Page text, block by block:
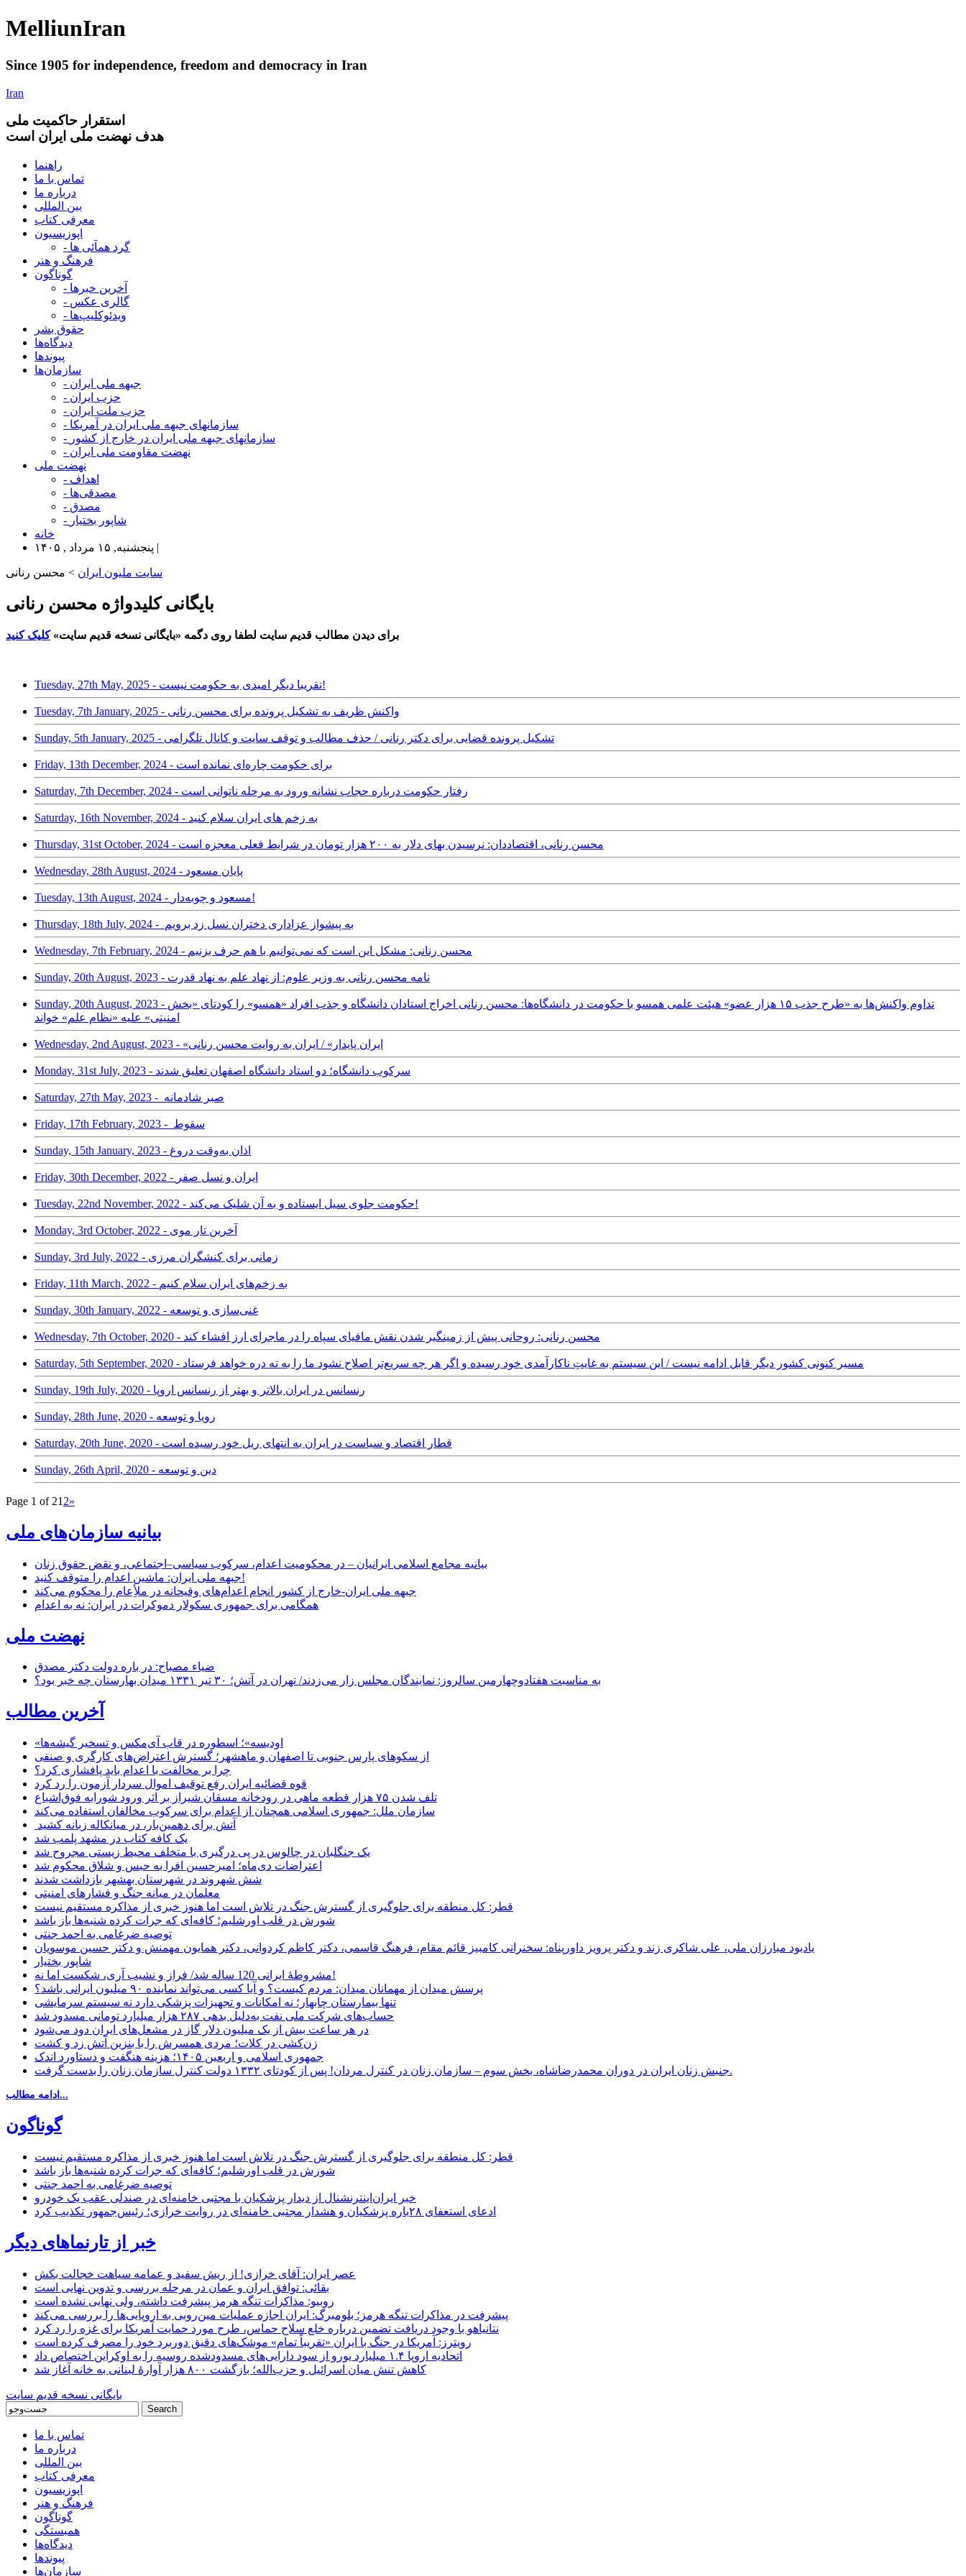
MelliunIran
Since 1905 for independence, freedom and democracy in Iran
Iran
استقرار حاکميت ملی
هدف نهضت ملی ایران است
راهنما
تماس با ما
درباره ما
بین المللی
معرفی کتاب
اپوزیسیون
- گرد همآئی ها
فرهنگ و هنر
گوناگون
- آخرین خبرها
- گالری عکس
- ویدئوکلیپ‌ها
حقوق بشر
دیدگاه‌ها
پیوندها
سازمان‌ها
- جبهه ملی ایران
- حزب ایران
- حزب ملت ایران
- سازمانهای جبهه ملی ایران در آمریکا
- سازمانهای جبهه ملی ایران در خارج از کشور
- نهضت مقاومت ملی ایران
نهضت ملی
- اهداف
- مصدقی‌ها
- مصدق
- شاپور بختیار
خانه
پنجشنبه, ۱۵ مرداد , ۱۴۰۵ |
سایت ملیون ایران > محسن رنانی
بایگانی کلیدواژه محسن رنانی
برای دیدن مطالب قدیم سایت لطفا روی دگمه «بایگانی نسخه قدیم سایت»کلیک کنید
Tuesday, 27th May, 2025 - تقریبا دیگر امیدی به حکومت نیست!
Tuesday, 7th January, 2025 - واکنش ظریف به تشکیل پرونده برای محسن رنانی
Sunday, 5th January, 2025 - تشکیل پرونده قضایی برای دکتر رنانی / حذف مطالب و توقف سایت و کانال تلگرامی
Friday, 13th December, 2024 - برای حکومت چاره‌ای نمانده است
Saturday, 7th December, 2024 - رفتار حکومت درباره حجاب نشانه ورود به مرحله ناتوانی است
Saturday, 16th November, 2024 - به زخم های ایران سلام کنید
Thursday, 31st October, 2024 - محسن رنانی، اقتصاددان: نرسیدن بهای دلار به ۲۰۰ هزار تومان در شرایط فعلی معجزه است
Wednesday, 28th August, 2024 - پایان مسعود
Tuesday, 13th August, 2024 - مسعود و چوبه‌دار!
Thursday, 18th July, 2024 - به پیشواز عزاداری دختران نسل زد برویم
Wednesday, 7th February, 2024 - محسن رنانی: مشکل این است که نمی‌توانیم با هم حرف بزنیم
Sunday, 20th August, 2023 - نامه‌ محسن رنانی به وزیر علوم: از نهاد علم به نهاد قدرت
Sunday, 20th August, 2023 - تداوم واکنش‌ها به «طرح جذب ۱۵ هزار عضو» هیئت علمی همسو با حکومت در دانشگاه‌ها: محسن رنانی اخراج استادان دانشگاه و جذب افراد «همسو» را کودتای «بخش
امنیتی» علیه «نظام علم» خواند
Wednesday, 2nd August, 2023 - «ایران پایدار» / ایران به روایت محسن رنانی
Monday, 31st July, 2023 - سرکوب دانشگاه؛ دو استاد دانشگاه اصفهان تعلیق شدند
Saturday, 27th May, 2023 - صبر شادمانه
Friday, 17th February, 2023 - سقوط
Sunday, 15th January, 2023 - اذان به‌وقت دروغ
Friday, 30th December, 2022 - ایران و نسل صفر
Tuesday, 22nd November, 2022 - حکومت جلوی سیل ایستاده و به آن شلیک می‌کند!
Monday, 3rd October, 2022 - آخرین تار موی
Sunday, 3rd July, 2022 - زمانی برای کنشگران مرزی
Friday, 11th March, 2022 - به زخم‌های ایران سلام کنیم
Sunday, 30th January, 2022 - غنی‌سازی و توسعه
Wednesday, 7th October, 2020 - محسن رنانی: روحانی پیش از زمینگیر شدن نقش مافیای سپاه را در ماجرای ارز افشاء کند
Saturday, 5th September, 2020 - مسیر کنونی کشور دیگر قابل ادامه نیست / این سیستم به غایتِ ناکارآمدی خود رسیده و اگر هر چه سریع‌تر اصلاح نشود ما را به ته دره خواهد فرستاد
Sunday, 19th July, 2020 - رنسانس در ایران بالاتر و بهتر از رنسانس اروپا
Sunday, 28th June, 2020 - رویا و توسعه
Saturday, 20th June, 2020 - قطار اقتصاد و سیاست در ایران به انتهای ریل خود رسیده است
Sunday, 26th April, 2020 - دین و توسعه
Page 1 of 21 2»
بیانیه سازمان‌های ملی
بیانیه مجامع اسلامی ایرانیان – در محکومیت اعدام، سرکوب سیاسی–اجتماعی، و نقض حقوق زنان
جبهه ملی ایران: ماشین اعدام را متوقف کنید!
جبهه ملی ایران-خارج از کشور انجام اعدام‌های وقیحانه در ملأِعام را محکوم می‌کند
همگامی برای جمهوری سکولار دموکرات در ایران: نه به اعدام
نهضت ملی
ضیاء مصباح: در باره دولت دکتر مصدق
به مناسبت هفتادوچهارمین سالروز: نمایندگان مجلس زار می‌زدند/ تهران در آتش؛ ۳۰ تیر ۱۳۳۱ میدان بهارستان چه خبر بود؟
آخرین مطالب
«اودیسه»؛ اسطوره در قاب آی‌مکس و تسخیر گیشه‌ها
از سکوهای پارس جنوبی تا اصفهان و ماهشهر؛ گسترش اعتراض‌های کارگری و صنفی
چرا بر مخالفت با اعدام باید پافشاری کرد؟
قوه قضائیه ایران رفع توقیف اموال سردار آزمون را رد کرد
تلف شدن ۷۵ هزار قطعه ماهی در رودخانه مسقان شیراز بر اثر ورود شورابه فوق‌اشباع
سازمان ملل: جمهوری اسلامی همچنان از اعدام برای سرکوب مخالفان استفاده می‌کند
آتش برای دهمین‌بار، در میانکاله زبانه کشید
یک کافه کتاب در مشهد پلمب شد
یک جنگلبان در چالوس در پی درگیری با متخلف محیط زیستی مجروح شد
اعتراضات دی‌ماه؛ امیرحسین افرا به حبس و شلاق محکوم شد
شش شهروند در شهرستان بهشهر بازداشت شدند
معلمان در میانه جنگ و فشارهای امنیتی
قطر: کل منطقه برای جلوگیری از گسترش جنگ در تلاش است اما هنوز خبری از مذاکره مستقیم نیست
شورش در قلب اورشلیم؛ کافه‌ای که جرات کرده شنبه‌ها باز باشد
توصیه ضرغامی به احمد جنتی
یادبود مبارزان ملی، علی شاکری زند و دکتر پرویز داورپناه: سخنرانی کامبیز قائم مقام، فرهنگ قاسمی، دکتر کاظم کردوانی، دکتر همایون مهمنش و دکتر حسین موسویان
شاپور بختیار
مشروطۀ ایرانی 120 ساله شد/ فراز و نشیب آری، شکست اما نه!
پرسش میدان از مهمانان میدان: مردم کیست؟ و آیا کسی می‌تواند نماینده ۹۰ میلیون ایرانی باشد؟
تنها بیمارستان چابهار؛ نه امکانات و تجهیزات پزشکی دارد نه سیستم سرمایشی
حساب‌های شرکت ملی نفت به‌دلیل بدهی ۲۸۷ هزار میلیارد تومانی مسدود شد
در هر ساعت بیش از یک میلیون دلار گاز در مشعل‌های ایران دود می‌شود
زن‌کشی در کلات؛ مردی همسرش را با بنزین آتش زد و کشت
جمهوری اسلامی و اربعین ۱۴۰۵؛ هزینه هنگفت و دستاورد اندک
جنبش زنان ایران در دوران محمدرضاشاه، بخش سوم – سازمان زنان در کنترل مردان! پس از کودتای ۱۳۳۲ دولت کنترل سازمان زنان را بدست گرفت.
ادامه مطالب...
گوناگون
قطر: کل منطقه برای جلوگیری از گسترش جنگ در تلاش است اما هنوز خبری از مذاکره مستقیم نیست
شورش در قلب اورشلیم؛ کافه‌ای که جرات کرده شنبه‌ها باز باشد
توصیه ضرغامی به احمد جنتی
خبر ایران‌اینترنشنال از دیدار پزشکیان با مجتبی خامنه‌ای در صندلی عقب یک خودرو
ادعای استعفای ۲۸باره پزشکیان و هشدار مجتبی خامنه‌ای در روایت خرازی؛ رئیس‌جمهور تکذیب کرد
خبر از تارنماهای دیگر
عصر ایران: آقای خرازی! از ریش سفید و عمامه سیاهت خجالت بکش
بقائی: توافق ایران و عمان در مرحله بررسی و تدوین نهایی است
روبیو: مذاکرات تنگه هرمز پیشرفت داشته، ولی نهایی نشده است
پیشرفت در مذاکرات تنگه هرمز؛ بلومبرگ: ایران اجازه عملیات مین‌روبی به اروپایی‌ها را بررسی می‌کند
نتانیاهو با وجود دریافت تضمین درباره خلع سلاح حماس، طرح مورد حمایت آمریکا برای غزه را رد کرد
رویترز: آمریکا در جنگ با ایران «تقریباً تمام» موشک‌های دقیق دوربرد خود را مصرف کرده است
اتحادیه اروپا ۱.۴ میلیارد یورو از سود دارایی‌های مسدودشده روسیه را به اوکراین ‏اختصاص داد
کاهش تنش میان اسرائیل و حزب‌الله؛ بازگشت ۸۰۰ هزار آوارۀ لبنانی به خانه‌ آغاز شد
بایگانی نسخه قدیم سایت
تماس با ما
درباره ما
بین المللی
معرفی کتاب
اپوزیسیون
فرهنگ و هنر
گوناگون
همبستگی
دیدگاه‌ها
پیوندها
سازمان‌ها